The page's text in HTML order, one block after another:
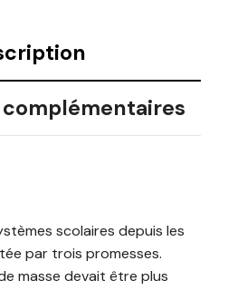
scolaires depuis les
par trois promesses.
masse devait être plus